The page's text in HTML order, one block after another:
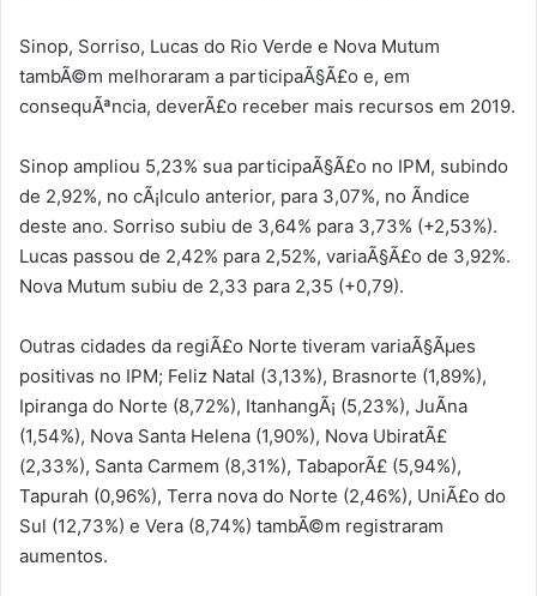
Sinop, Sorriso, Lucas do Rio Verde e Nova Mutum
tambÃ©m melhoraram a participaÃ§Ã£o e, em
consequÃªncia, deverÃ£o receber mais recursos em 2019.
Sinop ampliou 5,23% sua participaÃ§Ã£o no IPM, subindo
de 2,92%, no cÃ¡lculo anterior, para 3,07%, no Ã­ndice
deste ano. Sorriso subiu de 3,64% para 3,73% (+2,53%).
Lucas passou de 2,42% para 2,52%, variaÃ§Ã£o de 3,92%.
Nova Mutum subiu de 2,33 para 2,35 (+0,79).
Outras cidades da regiÃ£o Norte tiveram variaÃ§Ãµes
positivas no IPM; Feliz Natal (3,13%), Brasnorte (1,89%),
Ipiranga do Norte (8,72%), ItanhangÃ¡ (5,23%), JuÃ­na
(1,54%), Nova Santa Helena (1,90%), Nova UbiratÃ£
(2,33%), Santa Carmem (8,31%), TabaporÃ£ (5,94%),
Tapurah (0,96%), Terra nova do Norte (2,46%), UniÃ£o do
Sul (12,73%) e Vera (8,74%) tambÃ©m registraram
aumentos.